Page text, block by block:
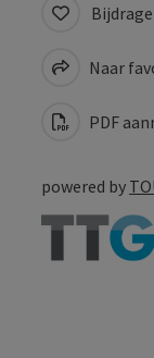
Naar
PDF
powered by